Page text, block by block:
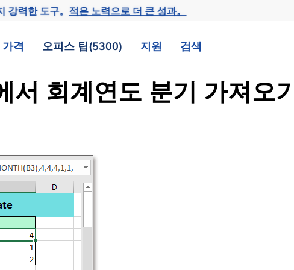
강력한 도구。적은 노력으로 더 큰 성과。
가격 오피스 팁(5300) 지원 검색
서 회계연도 분기 가져오